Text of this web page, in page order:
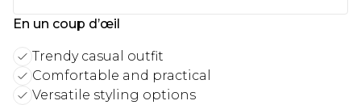
En un coup d’œil
Trendy casual outfit
Comfortable and practical
Versatile styling options